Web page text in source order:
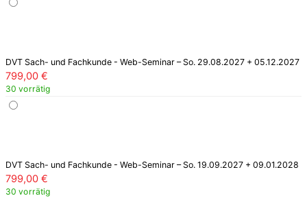
DVT Sach- und Fachkunde - Web-Seminar – So. 29.08.2027 + 05.12.2027
799,00 €
30 vorrätig
DVT Sach- und Fachkunde - Web-Seminar – So. 19.09.2027 + 09.01.2028
799,00 €
30 vorrätig